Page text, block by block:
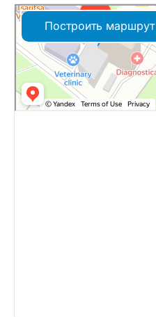
Построить маршрут